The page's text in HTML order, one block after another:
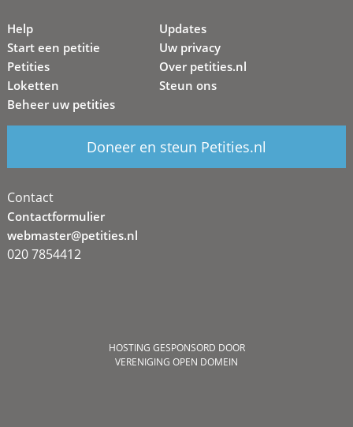
Help
Start een petitie
Petities
Loketten
Beheer uw petities
Updates
Uw privacy
Over petities.nl
Steun ons
Doneer en steun Petities.nl
Contact
Contactformulier
webmaster@petities.nl
020 7854412
HOSTING GESPONSORD DOOR
VERENIGING OPEN DOMEIN